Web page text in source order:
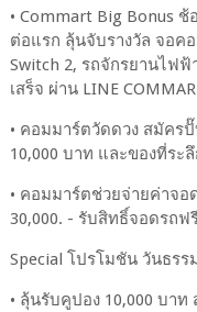
• Commart Big Bonus
ต่อแรก ลุ้นจับรางวัล จอค
Switch 2, รถจักรยานไฟ
เสร็จ ผ่าน LINE
• คอมมาร์ตวัดดวง สมัคร
10,000 บาท และของที่ระ
• คอมมาร์ตช่วยจ่ายค่าจอ
30,000. - รับสิทธิ์จอดรถฟ
Special โปรโมชัน วันธร
• ลุ้นรับคูปอง10,000 บาท